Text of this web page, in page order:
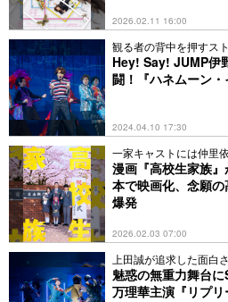
2026.02.11 16:00
観る者の背中を押すス
説
Hey! Say! JUMP伊
闘！『ハネムーン
2024.04.10 17:30
一家キャストには仲里
大福
漫画『高校生家族
本で映画化、念願
爆発
2026.02.03 07:00
上田誠が追求した面白
魅惑の無重力舞台
万理華主演『リプ